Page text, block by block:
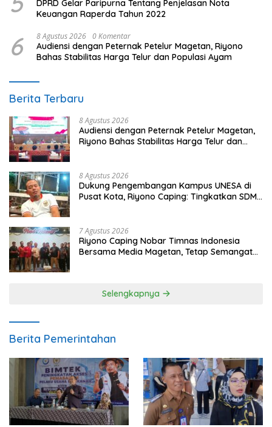
DPRD Gelar Paripurna Tentang Penjelasan Nota
Keuangan Raperda Tahun 2022
6 8 Agustus 2026 0 Komentar
Audiensi dengan Peternak Petelur Magetan, Riyono
Bahas Stabilitas Harga Telur dan Populasi Ayam
Berita Terbaru
8 Agustus 2026
Audiensi dengan Peternak Petelur Magetan,
Riyono Bahas Stabilitas Harga Telur dan
8 Agustus 2026
Dukung Pengembangan Kampus UNESA di
Pusat Kota, Riyono Caping: Tingkatkan SDM
7 Agustus 2026
Riyono Caping Nobar Timnas Indonesia
Bersama Media Magetan, Tetap Semangat
Selengkapnya
Berita Pemerintahan